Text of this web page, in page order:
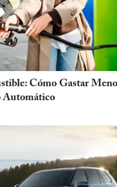
Cómo Gastar
Automático